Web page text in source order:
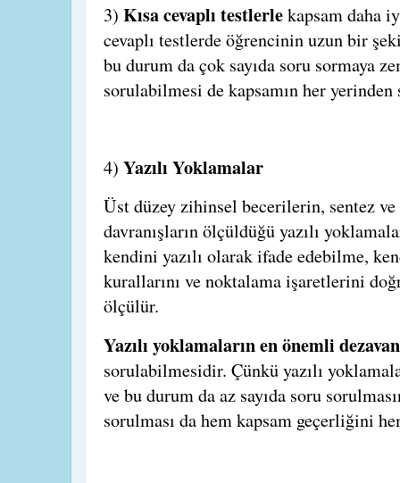
3) Kısa cevaplı testlerlekapsam daha
cevaplı testlerde öğrencinin uzun bir
bu durum da çok sayıda soru sormaya
sorulabilmesi de kapsamın her yerinden
4) Yazılı Yoklamalar
Üst düzey zihinsel becerilerin, sentez
davranışların ölçüldüğü yazılı
kendini yazılı olarak ifade edebilme,
kurallarını ve noktalama işaretlerini
ölçülür.
Yazılı yoklamaların en önemli
sorulabilmesidir. Çünkü yazılı
ve bu durum da az sayıda soru
sorulması da hem kapsam geçerliğini